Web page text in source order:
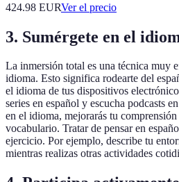
424.98 EURVer el precio
3. Sumérgete en el
La inmersión total es una técnica muy
idioma. Esto significa rodearte del
el idioma de tus dispositivos
series en español y escucha podcasts
en el idioma, mejorarás tu
vocabulario. Tratar de pensar en
ejercicio. Por ejemplo, describe tu
mientras realizas otras actividades